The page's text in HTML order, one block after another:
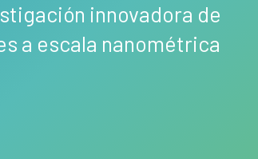
innovadora de
a escala nanométrica